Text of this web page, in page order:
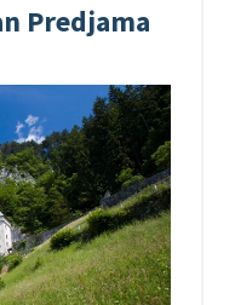
Predjama